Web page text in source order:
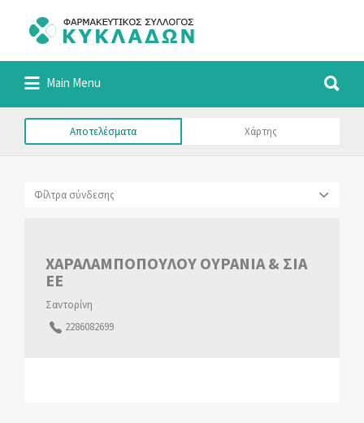
Φαρμακευτικός Σύλλογος Κυκλάδων
Αναζήτηση
για:
Main Menu
για:
Αποτελέσματα Χάρτης
Φίλτρα σύνδεσης
ΧΑΡΑΛΑΜΠΟΠΟΥΛΟΥ ΟΥΡΑΝΙΑ & ΣΙΑ
ΕΕ
Σαντορίνη
2286082699